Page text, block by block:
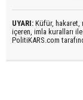
UYARI: Küfür, hakaret,
içeren, imla kuralları
PolitiKARS.com